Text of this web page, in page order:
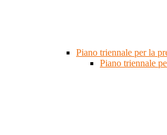
Piano triennale per la
Piano triennale